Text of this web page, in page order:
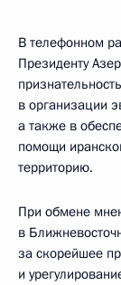
В телефонном
Президенту
в организации
а также в
помощи
территорию.
При обмене
в
за скорейшее
и